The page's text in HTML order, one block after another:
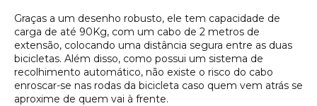
Graças a um desenho robusto, ele tem capacidade de
carga de até 90Kg, com um cabo de 2 metros de
extensão, colocando uma distância segura entre as duas
bicicletas. Além disso, como possui um sistema de
recolhimento automático, não existe o risco do cabo
enroscar-se nas rodas da bicicleta caso quem vem atrás se
aproxime de quem vai à frente.